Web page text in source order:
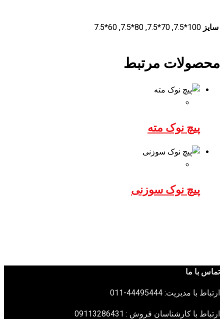
سایز 100*7.5, 70*7.5, 80*7.5, 60*7.5
محصولات مرتبط
پیچ نوک مته
پیچ نوک سوزنی
تماس با ما
ارتباط با مدیریت: 44495444-011
ارتباط با کارشناسان فروش : 09113286431